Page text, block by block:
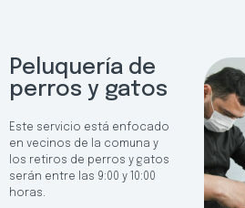
Peluquería de
perros y gatos
Este servicio está enfocado
en vecinos de la comuna y
los retiros de perros y gatos
serán entre las 9:00 y 10:00
horas.